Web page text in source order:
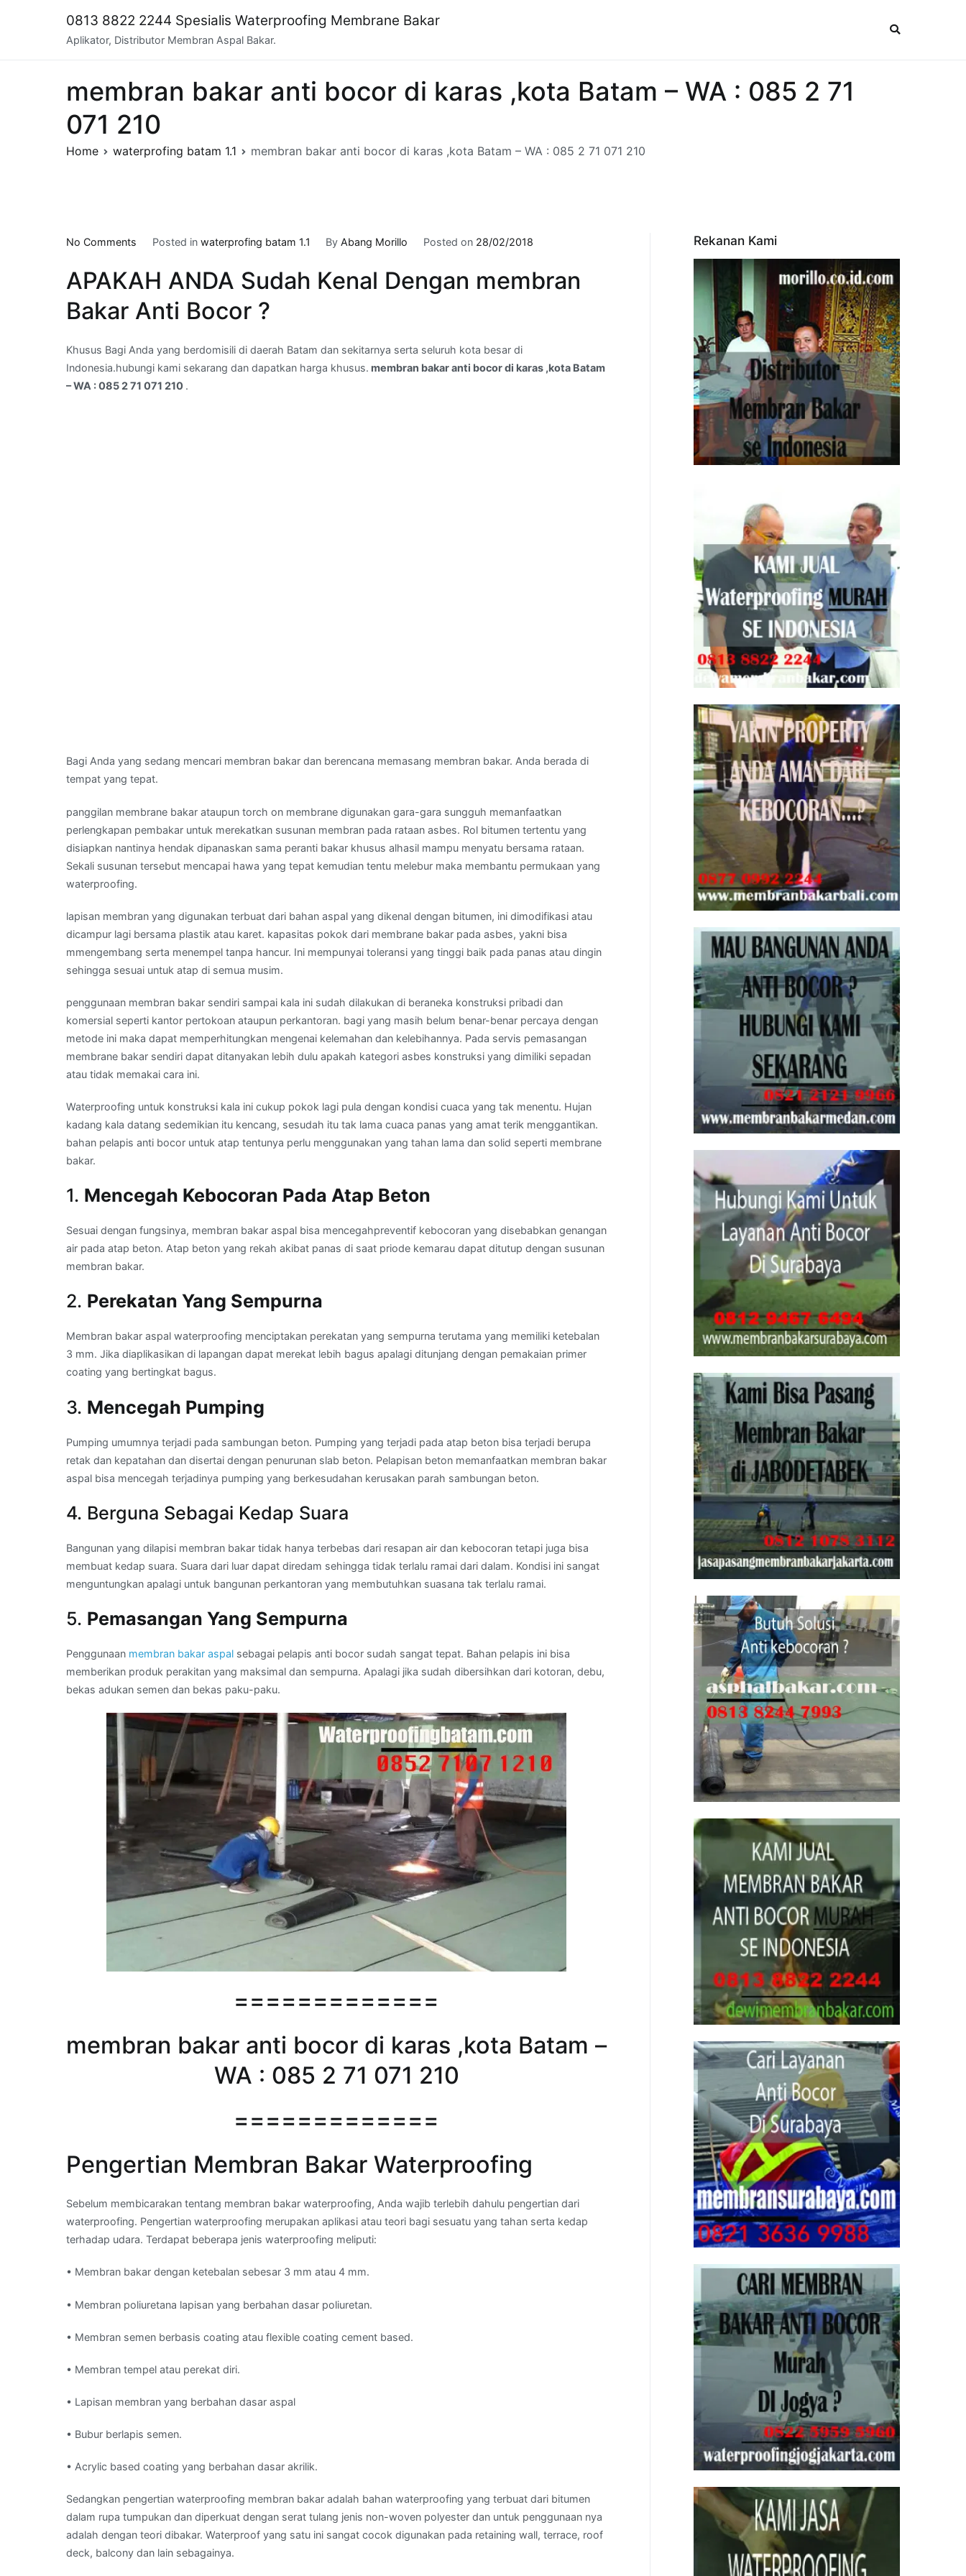
0813 8822 2244 Spesialis Waterproofing Membrane Bakar
Aplikator, Distributor Membran Aspal Bakar.
membran bakar anti bocor di karas ,kota Batam – WA : 085 2 71
071 210
Home waterprofing batam 1.1 membran bakar anti bocor di karas ,kota Batam – WA : 085 2 71 071 210
No Comments
bakar
bocor
karas
,kota
Batam
Posted in waterprofing batam 1.1 ByAbang Morillo Posted on 28/02/2018
APAKAH ANDA Sudah Kenal Dengan membran
Bakar Anti Bocor ?
Khusus Bagi Anda yang berdomisili di daerah Batam dan sekitarnya serta seluruh kota besar di
Indonesia.hubungi kami sekarang dan dapatkan harga khusus. membran bakar anti bocor di karas ,kota Batam
– WA : 085 2 71 071 210 .
Bagi Anda yang sedang mencari membran bakar dan berencana memasang membran bakar. Anda berada di
tempat yang tepat.
panggilan membrane bakar ataupun torch on membrane digunakan gara-gara sungguh memanfaatkan
perlengkapan pembakar untuk merekatkan susunan membran pada rataan asbes. Rol bitumen tertentu yang
disiapkan nantinya hendak dipanaskan sama peranti bakar khusus alhasil mampu menyatu bersama rataan.
Sekali susunan tersebut mencapai hawa yang tepat kemudian tentu melebur maka membantu permukaan yang
waterproofing.
lapisan membran yang digunakan terbuat dari bahan aspal yang dikenal dengan bitumen, ini dimodifikasi atau
dicampur lagi bersama plastik atau karet. kapasitas pokok dari membrane bakar pada asbes, yakni bisa
mmengembang serta menempel tanpa hancur. Ini mempunyai toleransi yang tinggi baik pada panas atau dingin
sehingga sesuai untuk atap di semua musim.
penggunaan membran bakar sendiri sampai kala ini sudah dilakukan di beraneka konstruksi pribadi dan
komersial seperti kantor pertokoan ataupun perkantoran. bagi yang masih belum benar-benar percaya dengan
metode ini maka dapat memperhitungkan mengenai kelemahan dan kelebihannya. Pada servis pemasangan
membrane bakar sendiri dapat ditanyakan lebih dulu apakah kategori asbes konstruksi yang dimiliki sepadan
atau tidak memakai cara ini.
Waterproofing untuk konstruksi kala ini cukup pokok lagi pula dengan kondisi cuaca yang tak menentu. Hujan
kadang kala datang sedemikian itu kencang, sesudah itu tak lama cuaca panas yang amat terik menggantikan.
bahan pelapis anti bocor untuk atap tentunya perlu menggunakan yang tahan lama dan solid seperti membrane
bakar.
1. Mencegah Kebocoran Pada Atap Beton
Sesuai dengan fungsinya, membran bakar aspal bisa mencegahpreventif kebocoran yang disebabkan genangan
air pada atap beton. Atap beton yang rekah akibat panas di saat priode kemarau dapat ditutup dengan susunan
membran bakar.
2. Perekatan Yang Sempurna
Membran bakar aspal waterproofing menciptakan perekatan yang sempurna terutama yang memiliki ketebalan
3 mm. Jika diaplikasikan di lapangan dapat merekat lebih bagus apalagi ditunjang dengan pemakaian primer
coating yang bertingkat bagus.
3. Mencegah Pumping
Pumping umumnya terjadi pada sambungan beton. Pumping yang terjadi pada atap beton bisa terjadi berupa
retak dan kepatahan dan disertai dengan penurunan slab beton. Pelapisan beton memanfaatkan membran bakar
aspal bisa mencegah terjadinya pumping yang berkesudahan kerusakan parah sambungan beton.
4. Berguna Sebagai Kedap Suara
Bangunan yang dilapisi membran bakar tidak hanya terbebas dari resapan air dan kebocoran tetapi juga bisa
membuat kedap suara. Suara dari luar dapat diredam sehingga tidak terlalu ramai dari dalam. Kondisi ini sangat
menguntungkan apalagi untuk bangunan perkantoran yang membutuhkan suasana tak terlalu ramai.
5. Pemasangan Yang Sempurna
Penggunaan membran bakar aspal sebagai pelapis anti bocor sudah sangat tepat. Bahan pelapis ini bisa
memberikan produk perakitan yang maksimal dan sempurna. Apalagi jika sudah dibersihkan dari kotoran, debu,
bekas adukan semen dan bekas paku-paku.
=============
membran bakar anti bocor di karas ,kota Batam –
WA : 085 2 71 071 210
=============
Pengertian Membran Bakar Waterproofing
Sebelum membicarakan tentang membran bakar waterproofing, Anda wajib terlebih dahulu pengertian dari
waterproofing. Pengertian waterproofing merupakan aplikasi atau teori bagi sesuatu yang tahan serta kedap
terhadap udara. Terdapat beberapa jenis waterproofing meliputi:
• Membran bakar dengan ketebalan sebesar 3 mm atau 4 mm.
• Membran poliuretana lapisan yang berbahan dasar poliuretan.
• Membran semen berbasis coating atau flexible coating cement based.
• Membran tempel atau perekat diri.
• Lapisan membran yang berbahan dasar aspal
• Bubur berlapis semen.
• Acrylic based coating yang berbahan dasar akrilik.
Sedangkan pengertian waterproofing membran bakar adalah bahan waterproofing yang terbuat dari bitumen
dalam rupa tumpukan dan diperkuat dengan serat tulang jenis non-woven polyester dan untuk penggunaan nya
adalah dengan teori dibakar. Waterproof yang satu ini sangat cocok digunakan pada retaining wall, terrace, roof
deck, balcony dan lain sebagainya.
Rekanan Kami